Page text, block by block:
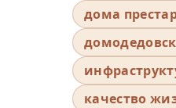
дома
качество